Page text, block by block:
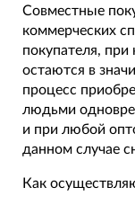
Совместные
коммерческих
покупателя,
остаются в
процесс
людьми
и при любой
данном случае
Как